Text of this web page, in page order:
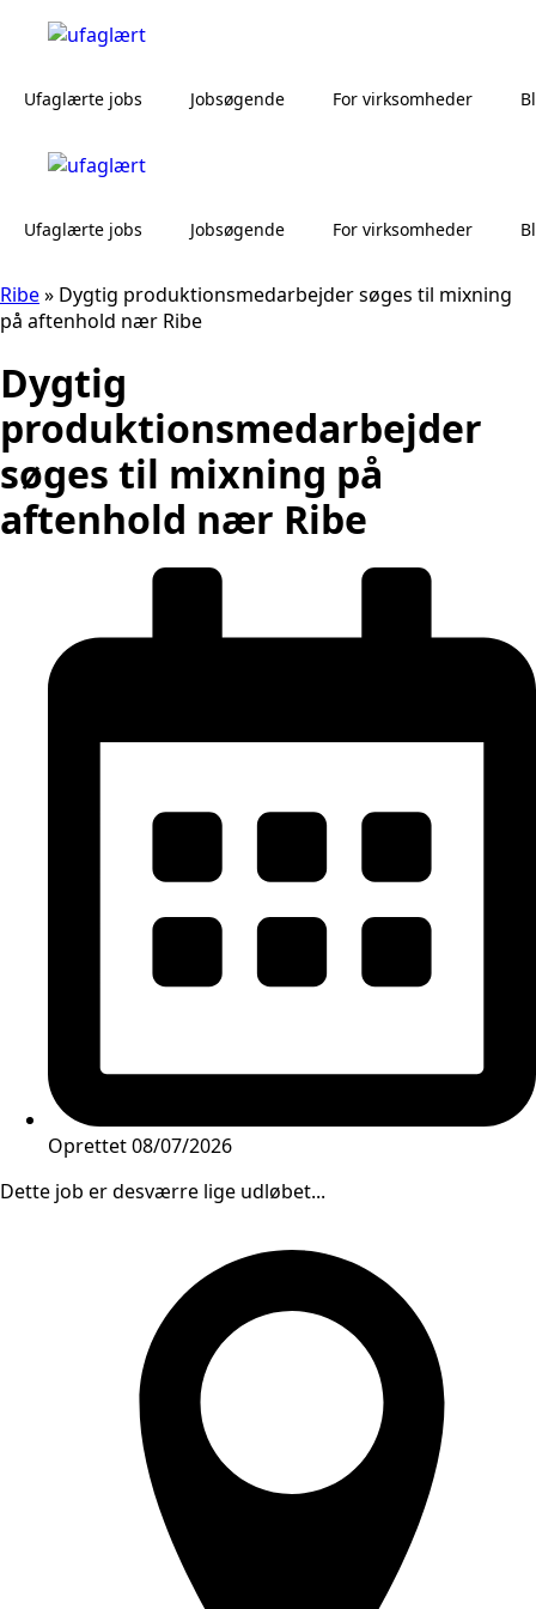
Ufaglærte jobs Jobsøgende For virksomheder
Ufaglærte jobs Jobsøgende For virksomheder
Ribe» Dygtig produktionsmedarbejder søges til mixning
på aftenhold nær Ribe
Dygtig
produktionsmedarbejder
søges til mixning på
aftenhold nær Ribe
Oprettet08/07/2026
Dette job er desværre lige udløbet...